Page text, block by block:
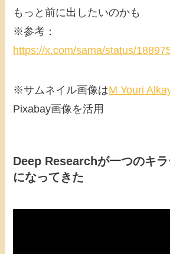
もっと前に出したいのかも
※参考：
https://x.com/sama/status/
※サムネイル画像はM Youri
Pixabay画像を活用
Deep Researchが一つのキ
になってきた